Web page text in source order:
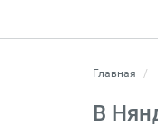
Главная
В